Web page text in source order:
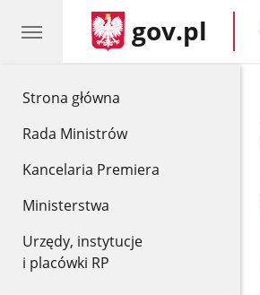
Strona główna
Rada Ministrów
Kancelaria Premiera
Ministerstwa
Urzędy, instytucje
i placówki RP
gov.pl